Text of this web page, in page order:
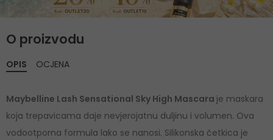
O proizvodu
OPIS
Maybelline Lash Sensational Sky High Mascara je maskara
koja trepavicama daje nevjerojatnu duljinu i volumen. Ova
vodootporna formula lako se nanosi. Silikonska četkica je
OCJENA